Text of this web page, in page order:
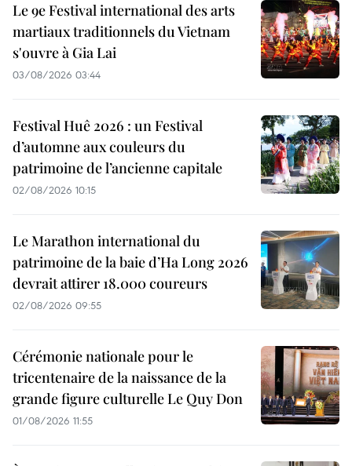
Le 9e Festival international des arts
martiaux traditionnels du Vietnam
s'ouvre à Gia Lai
03/08/2026 03:44
Festival Huê 2026 : un Festival
d’automne aux couleurs du
patrimoine de l’ancienne capitale
02/08/2026 10:15
Le Marathon international du
patrimoine de la baie d’Ha Long 2026
devrait attirer 18.000 coureurs
02/08/2026 09:55
Cérémonie nationale pour le
tricentenaire de la naissance de la
grande figure culturelle Le Quy Don
01/08/2026 11:55